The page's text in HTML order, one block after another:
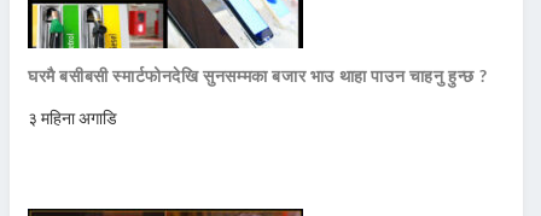
घरमै बसीबसी स्मार्टफोनदेखि सुनसम्मका बजार भाउ थाहा पाउन चाहनु हुन्छ ?
३ महिना अगाडि